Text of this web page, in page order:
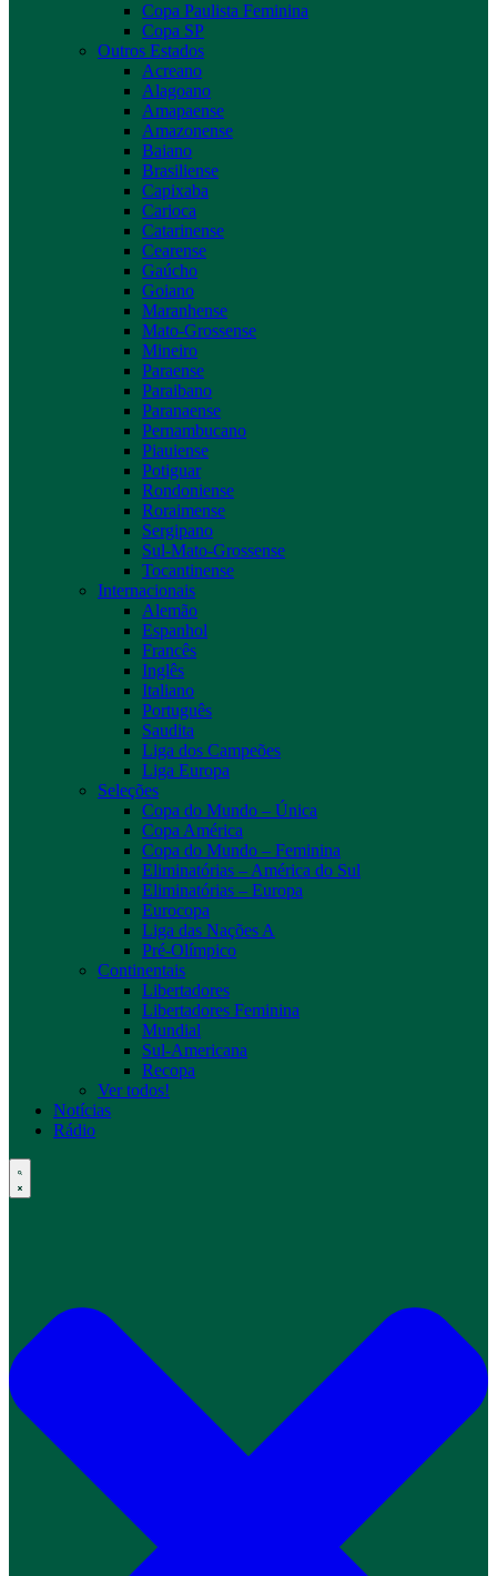
Copa Paulista Feminina
Copa SP
Outros Estados
Acreano
Alagoano
Amapaense
Amazonense
Baiano
Brasiliense
Capixaba
Carioca
Catarinense
Cearense
Gaúcho
Goiano
Maranhense
Mato-Grossense
Mineiro
Paraense
Paraibano
Paranaense
Pernambucano
Piauiense
Potiguar
Rondoniense
Roraimense
Sergipano
Sul-Mato-Grossense
Tocantinense
Internacionais
Alemão
Espanhol
Francês
Inglês
Italiano
Português
Saudita
Liga dos Campeões
Liga Europa
Seleções
Copa do Mundo – Única
Copa América
Copa do Mundo – Feminina
Eliminatórias – América do Sul
Eliminatórias – Europa
Eurocopa
Liga das Nações A
Pré-Olímpico
Continentais
Libertadores
Libertadores Feminina
Mundial
Sul-Americana
Recopa
Ver todos!
Notícias
Rádio